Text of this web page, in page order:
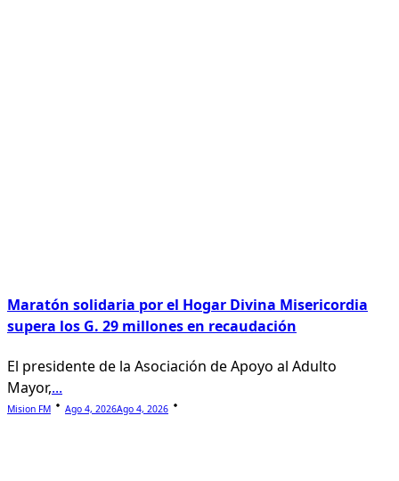
Maratón solidaria por el Hogar Divina Misericordia
supera los G. 29 millones en recaudación
El presidente de la Asociación de Apoyo al Adulto
Mayor,...
Mision FM Ago 4, 2026Ago 4, 2026